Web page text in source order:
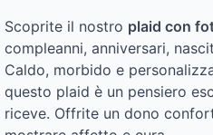
Scoprite il nostro plaid con
compleanni, anniversari,
Caldo, morbido e
questo plaid è un pensiero
riceve. Offrite un dono